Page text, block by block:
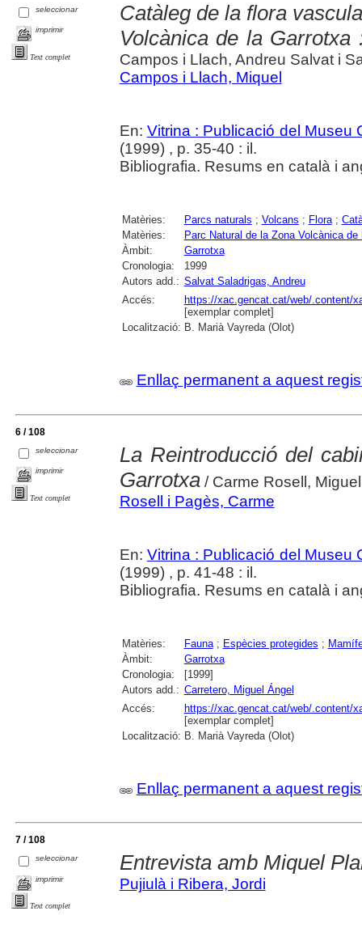
seleccionar
imprimir
Text complet
Catàleg de la flora
Volcànica de la
Campos i Llach, Andreu Salvat i
Campos i Llach, Miquel
En: Vitrina : Publicació del Museu
(1999) , p. 35-40 : il.
Bibliografia. Resums en català i
Matèries: Parcs naturals ; Volcans ; Flora;
Matèries:
Parc Natural de la Zona Volcànica de
Àmbit:
Garrotxa
Cronologia:
1999
Autors add.: Salvat Saladrigas, Andreu
Accés:
https://xac.gencat.cat/web/.content/
[exemplar complet]
Localització: B. Marià Vayreda (Olot)
Enllaç permanent a aquest
6 / 108
seleccionar
imprimir
Text complet
La Reintroducció del
Garrotxa/ Carme Rosell,
Rosell i Pagès, Carme
En: Vitrina : Publicació del Museu
(1999) , p. 41-48 : il.
Bibliografia. Resums en català i
Matèries: Fauna; Espècies protegides ;
Àmbit:
Garrotxa
Cronologia:
[1999]
Autors add.: Carretero, Miguel Ángel
Accés:
https://xac.gencat.cat/web/.content/
[exemplar complet]
Localització: B. Marià Vayreda (Olot)
Enllaç permanent a aquest
7 / 108
seleccionar
imprimir
Text complet
Entrevista amb Miquel
Pujiulà i Ribera, Jordi